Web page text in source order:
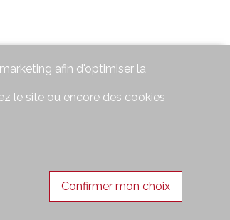
afin d'optimiser la
le site ou encore des cookies
Confirmer mon choix